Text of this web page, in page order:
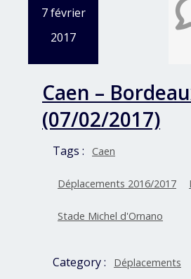
7 février
2017
Caen –
(07/02/2017)
Tags : Caen
Déplacements 2016/2017
Stade Michel d'Ornano
Category : Déplacements